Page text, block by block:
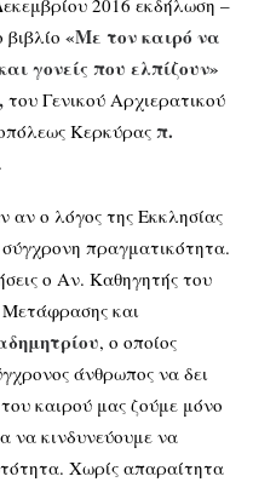
«Με τονκαιρό να
γονείς που ελπίζουν»
του Γενικού Αρχιερατικού
Κερκύρας π.
.
αν ο λόγος της Εκκλησίας
πραγματικότητα.
ο Αν. Καθηγητής του
και
, ο οποίος
άνθρωπος να δει
καιρού μας ζούμε μόνο
να κινδυνεύουμε να
Χωρίς απαραίτητα